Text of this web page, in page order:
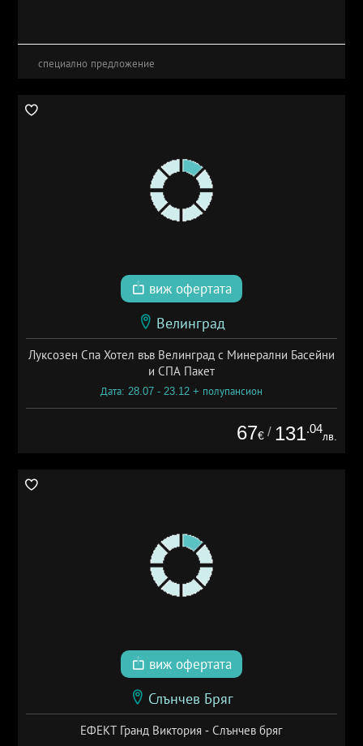
специално предложение
виж офертата
Велинград
Луксозен Спа Хотел във Велинград с Минерални Басейни
и СПА Пакет
Дата: 28.07 - 23.12 + полупансион
67€ / 131.04
лв.
виж офертата
Слънчев Бряг
ЕФЕКТ Гранд Виктория - Слънчев бряг